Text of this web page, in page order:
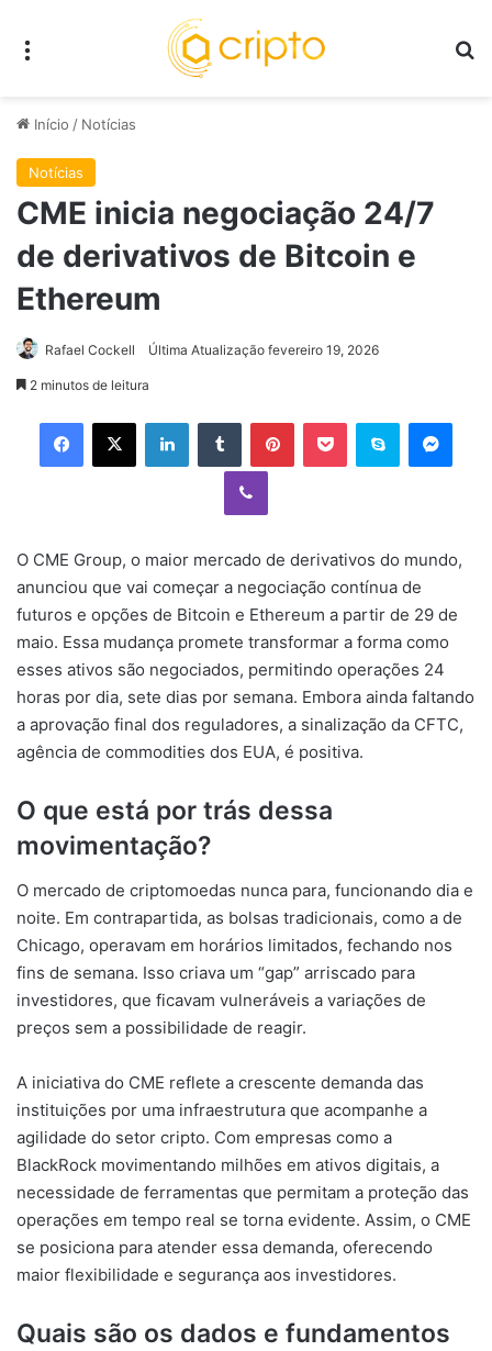
Início / Notícias
Notícias
CME inicia negociação 24/7
de derivativos de Bitcoin e
Ethereum
Rafael Cockell Última Atualização fevereiro 19, 2026
2 minutos de leitura
Facebook
X LinkedinTumblr PinterestPocket Skype
Viber
O CME Group, o maior mercado de derivativos do mundo,
anunciou que vai começar a negociação contínua de
futuros e opções de Bitcoin e Ethereum a partir de 29 de
maio. Essa mudança promete transformar a forma como
esses ativos são negociados, permitindo operações 24
horas por dia, sete dias por semana. Embora ainda faltando
a aprovação final dos reguladores, a sinalização da CFTC,
agência de commodities dos EUA, é positiva.
O que está por trás dessa
movimentação?
O mercado de criptomoedas nunca para, funcionando dia e
noite. Em contrapartida, as bolsas tradicionais, como a de
Chicago, operavam em horários limitados, fechando nos
fins de semana. Isso criava um “gap” arriscado para
investidores, que ficavam vulneráveis a variações de
preços sem a possibilidade de reagir.
A iniciativa do CME reflete a crescente demanda das
instituições por uma infraestrutura que acompanhe a
agilidade do setor cripto. Com empresas como a
BlackRock movimentando milhões em ativos digitais, a
necessidade de ferramentas que permitam a proteção das
operações em tempo real se torna evidente. Assim, o CME
se posiciona para atender essa demanda, oferecendo
maior flexibilidade e segurança aos investidores.
Quais são os dados e fundamentos